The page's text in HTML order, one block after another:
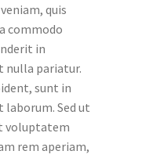
quis
commodo
in
nulla pariatur.
sunt in
Sed ut
voluptatem
rem aperiam,